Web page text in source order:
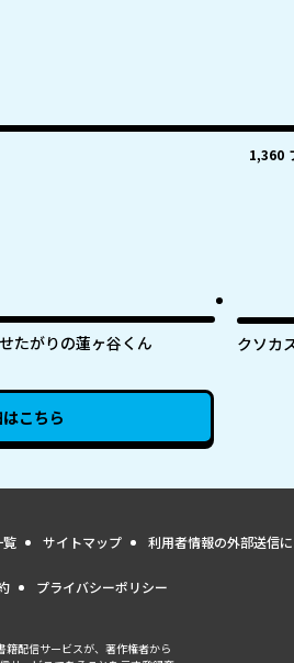
1,360
たがりの蓮ヶ谷くん クソカ
こちら
覧 サイトマップ 利用者情報の外部送信
プライバシーポリシー
籍配信サービスが、著作権者から